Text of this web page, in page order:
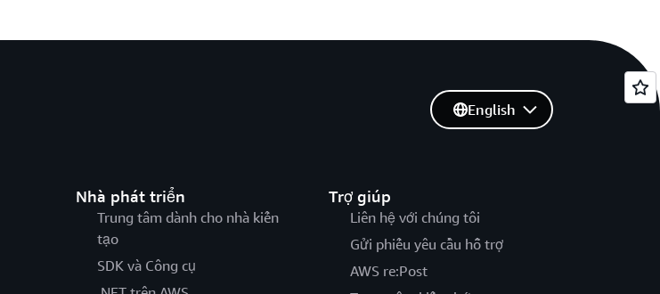
Nhà phát triển
Trung tâm dành cho nhà kiến
tạo
SDK và Công cụ
Trợ giúp
Liên hệ với chúng tôi
Gửi phiếu yêu cầu hỗ trợ
AWS re:Post
English